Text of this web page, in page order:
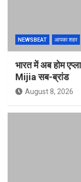
NEWSBEAT आपका शहर
भारत में अब होम
Mijia सब-ब्रांड
August 8, 2026